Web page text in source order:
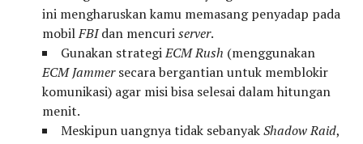
ini mengharuskan kamu memasang penyadap pada
mobilFBIdan mencuriserver.
Gunakan strategiECM Rush (menggunakan
ECM Jammersecara bergantian untuk memblokir
komunikasi) agar misi bisa selesai dalam hitungan
menit.
Meskipun uangnya tidak sebanyakShadow Raid,